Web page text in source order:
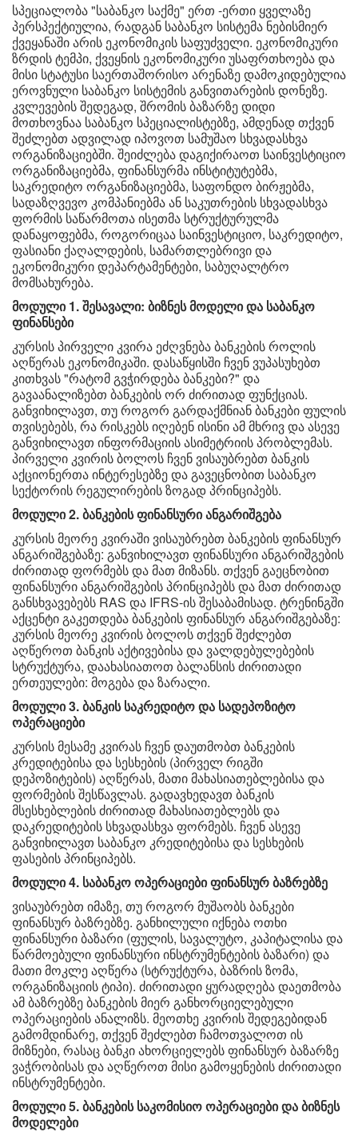
სპეციალობა "საბანკო საქმე" ერთ -ერთი ყველაზე
პერსპექტიულია, რადგან საბანკო სისტემა ნებისმიერ
ქვეყანაში არის ეკონომიკის საფუძველი. ეკონომიკური
ზრდის ტემპი, ქვეყნის ეკონომიკური უსაფრთხოება და
მისი სტატუსი საერთაშორისო არენაზე დამოკიდებულია
ეროვნული საბანკო სისტემის განვითარების დონეზე.
კვლევების შედეგად, შრომის ბაზარზე დიდი
მოთხოვნაა საბანკო სპეციალისტებზე, ამდენად თქვენ
შეძლებთ ადვილად იპოვოთ სამუშაო სხვადასხვა
ორგანიზაციებში. შეიძლება დაგიქირაოთ საინვესტიციო
ორგანიზაციებმა, ფინანსურმა ინსტიტუტებმა,
საკრედიტო ორგანიზაციებმა, საფონდო ბირჟებმა,
სადაზღვევო კომპანიებმა ან საკუთრების სხვადასხვა
ფორმის საწარმოთა ისეთმა სტრუქტურულმა
დანაყოფებმა, როგორიცაა საინვესტიციო, საკრედიტო,
ფასიანი ქაღალდების, სამართლებრივი და
ეკონომიკური დეპარტამენტები, საბუღალტრო
მომსახურება.
მოდული 1. შესავალი: ბიზნეს მოდელი და საბანკო
ფინანსები
კურსის პირველი კვირა ეძღვნება ბანკების როლის
აღწერას ეკონომიკაში. დასაწყისში ჩვენ ვუპასუხებთ
კითხვას "რატომ გვჭირდება ბანკები?" და
გავაანალიზებთ ბანკების ორ ძირითად ფუნქციას.
განვიხილავთ, თუ როგორ გარდაქმნიან ბანკები ფულის
თვისებებს, რა რისკებს იღებენ ისინი ამ მხრივ და ასევე
განვიხილავთ ინფორმაციის ასიმეტრიის პრობლემას.
პირველი კვირის ბოლოს ჩვენ ვისაუბრებთ ბანკის
აქციონერთა ინტერესებზე და გავეცნობით საბანკო
სექტორის რეგულირების ზოგად პრინციპებს.
მოდული 2.ბანკების ფინანსური ანგარიშგება
კურსის მეორე კვირაში ვისაუბრებთ ბანკების ფინანსურ
ანგარიშგებაზე: განვიხილავთ ფინანსური ანგარიშგების
ძირითად ფორმებს და მათ მიზანს. თქვენ გაეცნობით
ფინანსური ანგარიშგების პრინციპებს და მათ ძირითად
განსხვავებებს RAS და IFRS-ის შესაბამისად. ტრენინგში
აქცენტი გაკეთდება ბანკების ფინანსურ ანგარიშგებაზე:
კურსის მეორე კვირის ბოლოს თქვენ შეძლებთ
აღწეროთ ბანკის აქტივებისა და ვალდებულებების
სტრუქტურა, დაახასიათოთ ბალანსის ძირითადი
ერთეულები: მოგება და ზარალი.
მოდული 3. ბანკის საკრედიტო და სადეპოზიტო
ოპერაციები
კურსის მესამე კვირას ჩვენ დაუთმობთ ბანკების
კრედიტებისა და სესხების (პირველ რიგში
დეპოზიტების) აღწერას, მათი მახასიათებლებისა და
ფორმების შესწავლას. გადავხედავთ ბანკის
მსესხებლების ძირითად მახასიათებლებს და
დაკრედიტების სხვადასხვა ფორმებს. ჩვენ ასევე
განვიხილავთ საბანკო კრედიტებისა და სესხების
ფასების პრინციპებს.
მოდული 4. საბანკო ოპერაციები ფინანსურ ბაზრებზე
ვისაუბრებთ იმაზე, თუ როგორ მუშაობს ბანკები
ფინანსურ ბაზრებზე. განხილული იქნება ოთხი
ფინანსური ბაზარი (ფულის, სავალუტო, კაპიტალისა და
წარმოებული ფინანსური ინსტრუმენტების ბაზარი) და
მათი მოკლე აღწერა (სტრუქტურა, ბაზრის ზომა,
ორგანიზაციის ტიპი). ძირითადი ყურადღება დაეთმობა
ამ ბაზრებზე ბანკების მიერ განხორციელებული
ოპერაციების ანალიზს. მეოთხე კვირის შედეგებიდან
გამომდინარე, თქვენ შეძლებთ ჩამოთვალოთ ის
მიზნები, რასაც ბანკი ახორციელებს ფინანსურ ბაზარზე
ვაჭრობისას და აღწეროთ მისი გამოყენების ძირითადი
ინსტრუმენტები.
მოდული 5. ბანკების საკომისიო ოპერაციები და ბიზნეს
მოდელები